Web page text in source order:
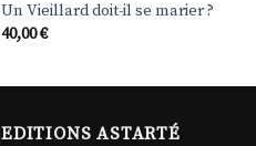
Un Vieillard doit-il se marier ?
40,00€
EDITIONS ASTARTÉ